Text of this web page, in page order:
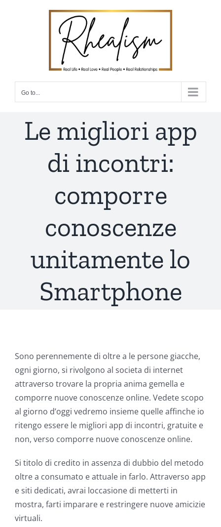
Go to...
Le migliori app
di incontri:
comporre
conoscenze
unitamente lo
Smartphone
Sono perennemente di oltre a le persone giacche,
ogni giorno, si rivolgono al societa di internet
attraverso trovare la propria anima gemella e
comporre nuove conoscenze online. Vedete scopo
al giorno d’oggi vedremo insieme quelle affinche io
ritengo essere le migliori app di incontri, gratuite e
non, verso comporre nuove conoscenze online.
Si titolo di credito in assenza di dubbio del metodo
oltre a consumato e attuale in farlo. Attraverso app
e siti dedicati, avrai loccasione di metterti in
mostra, farti imparare e restringere nuove amicizie
virtuali.